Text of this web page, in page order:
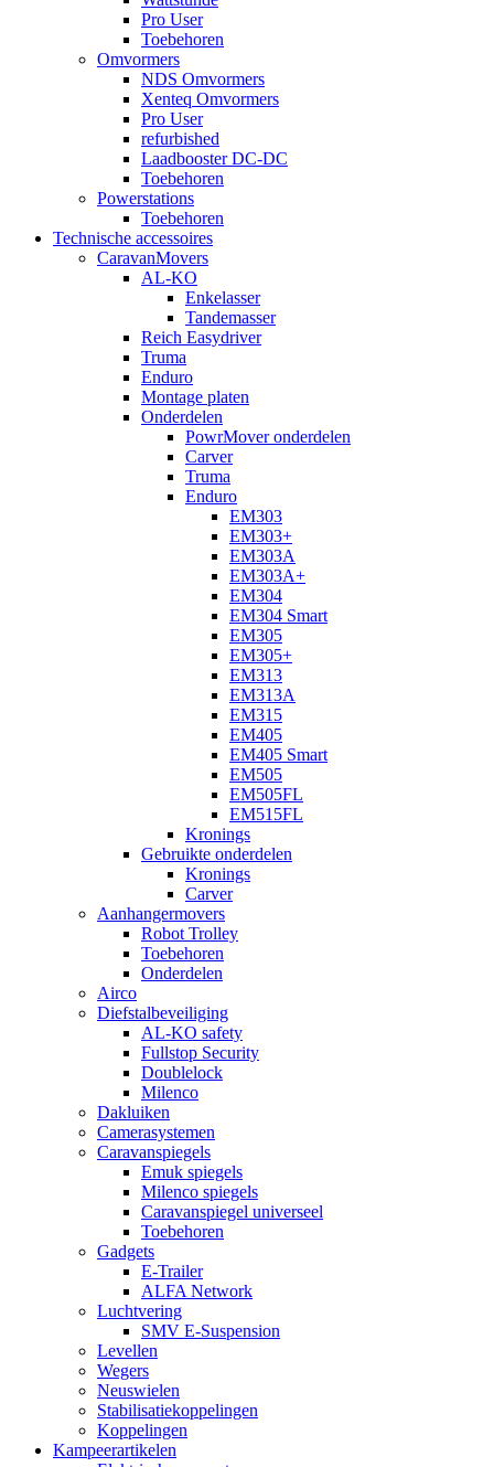
Pro User
Toebehoren
Omvormers
NDS Omvormers
Xenteq Omvormers
Pro User
refurbished
Laadbooster DC-DC
Toebehoren
Powerstations
Toebehoren
Technische accessoires
CaravanMovers
AL-KO
Enkelasser
Tandemasser
Reich Easydriver
Truma
Enduro
Montage platen
Onderdelen
PowrMover onderdelen
Carver
Truma
Enduro
EM303
EM303+
EM303A
EM303A+
EM304
EM304 Smart
EM305
EM305+
EM313
EM313A
EM315
EM405
EM405 Smart
EM505
EM505FL
EM515FL
Kronings
Gebruikte onderdelen
Kronings
Carver
Aanhangermovers
Robot Trolley
Toebehoren
Onderdelen
Airco
Diefstalbeveiliging
AL-KO safety
Fullstop Security
Doublelock
Milenco
Dakluiken
Camerasystemen
Caravanspiegels
Emuk spiegels
Milenco spiegels
Caravanspiegel universeel
Toebehoren
Gadgets
E-Trailer
ALFA Network
Luchtvering
SMV E-Suspension
Levellen
Wegers
Neuswielen
Stabilisatiekoppelingen
Koppelingen
Kampeerartikelen